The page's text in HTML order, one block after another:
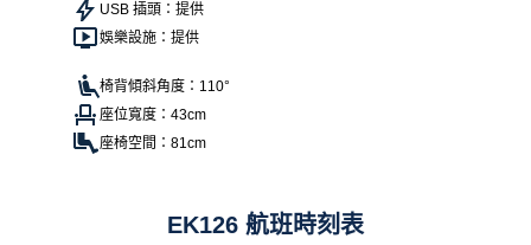
USB 插頭：提供
娛樂設施：提供
椅背傾斜角度：110°
座位寬度：43cm
座椅空間：81cm
EK126 航班時刻表